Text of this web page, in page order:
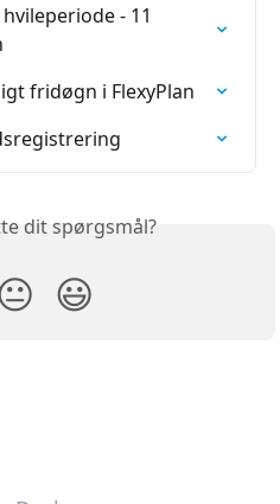
- 11
fridøgn i FlexyPlan
dit spørgsmål?
😃